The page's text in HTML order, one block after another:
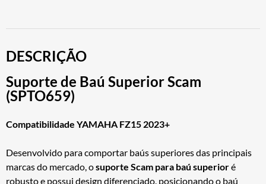
DESCRIÇÃO
Suporte de Baú Superior Scam
(SPTO659)
Compatibilidade YAMAHA FZ15 2023+
Desenvolvido para comportar baús superiores das principais
marcas do mercado, osuporte Scam para baú superioré
robusto e possui design diferenciado, posicionando o baú